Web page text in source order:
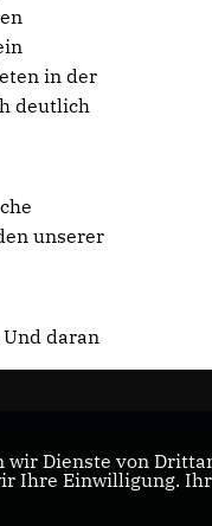
in der
deutlich
unserer
daran
wir Dienste von
Ihre Einwilligung.